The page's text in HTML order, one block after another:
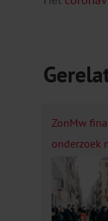
ZonMw
onderzoek